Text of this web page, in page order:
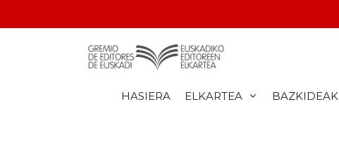
HASIERA ELKARTEA BAZKIDEAK